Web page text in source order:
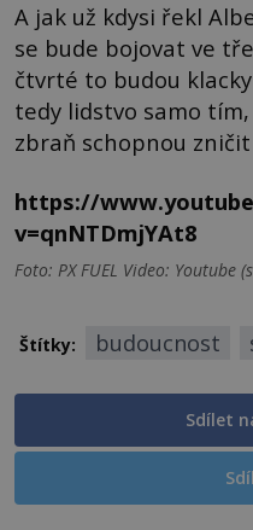
A jak už kdysi řekl
se bude bojovat ve
čtvrté to budou
tedy lidstvo samo
zbraň schopnou zničit
https://
v=qnNTDmjYAt8
Foto: PX FUEL Video: Youtube
Štítky: budoucnost
Sdílet